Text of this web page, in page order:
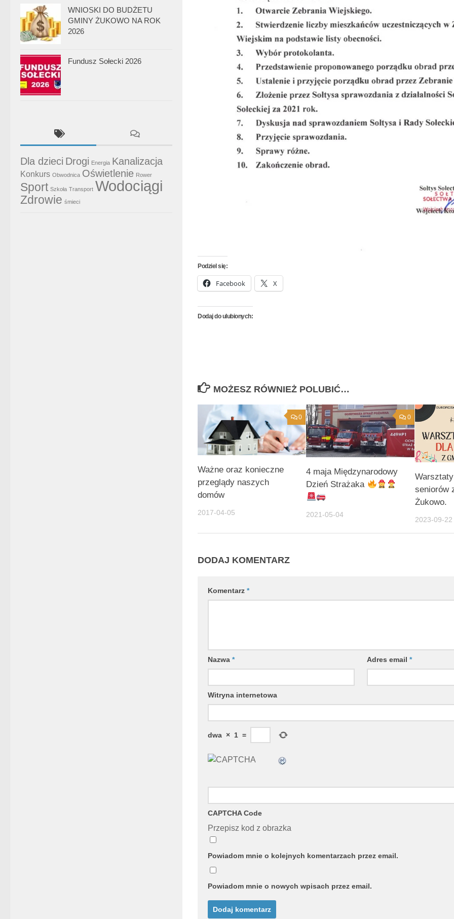
Podziel się:
Facebook X
Dodaj do ulubionych:
MOŻESZ RÓWNIEŻ POLUBIĆ…
0
Ważne oraz konieczne
przeglądy naszych
domów
2017-04-05
0
4 maja Międzynarodowy
Dzień Strażaka
2021-05-04
seniorów
Żukowo.
2023-09-22
DODAJ KOMENTARZ
Komentarz *
Nazwa * Adres email*
Witryna internetowa
dwa × 1 =
CAPTCHA Code
Przepisz kod z obrazka
Powiadom mnie o kolejnych komentarzach przez email.
Powiadom mnie o nowych wpisach przez email.
WNIOSKI DO BUDŻETU
GMINY ŻUKOWO NA ROK
2026
Fundusz Sołecki 2026
Dla dzieci Drogi Energia Kanalizacja
Konkurs Obwodnica Oświetlenie Rower
Sport Szkoła Transport Wodociągi
Zdrowie śmieci